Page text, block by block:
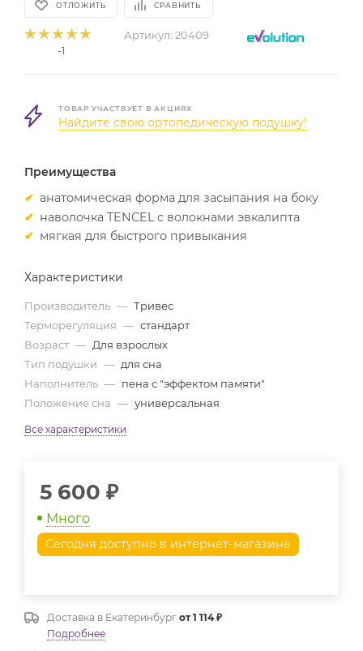
ОТЛОЖИТЬ СРАВНИТЬ
-1
Артикул: 20409
ТОВАР УЧАСТВУЕТ В АКЦИЯХ
Найдите свою ортопедическую подушку!
Преимущества
анатомическая форма для засыпания на боку
наволочка TENCEL с волокнами эвкалипта
мягкая для быстрого привыкания
Характеристики
Производитель — Тривес
Терморегуляция — стандарт
Возраст — Для взрослых
Тип подушки — для сна
Наполнитель — пена с "эффектом памяти"
Положение сна — универсальная
Все характеристики
5 600 ₽
Много
Сегодня доступно в интернет-магазине
Доставка в Екатеринбург от 1 114 ₽
Подробнее